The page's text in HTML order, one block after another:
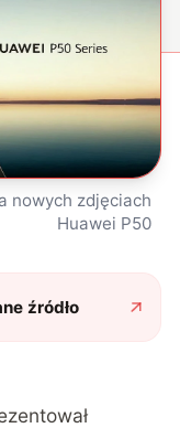
nowych zdjęciach
Huawei P50
źródło